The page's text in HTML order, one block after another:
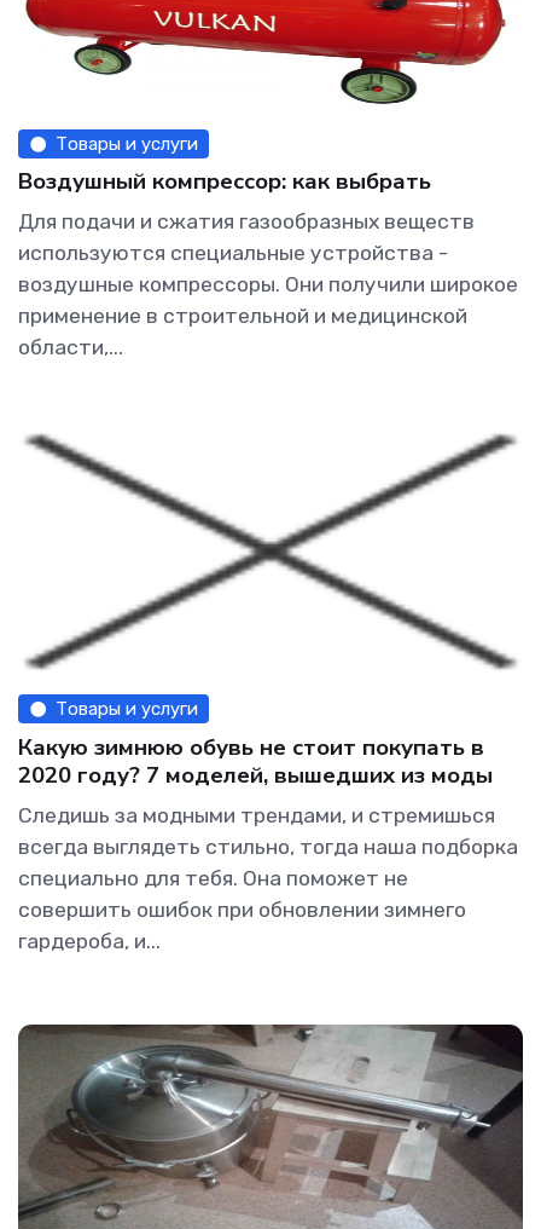
Товары и услуги
Воздушный компрессор: как выбрать
Для подачи и сжатия газообразных веществ
используются специальные устройства -
воздушные компрессоры. Они получили широкое
применение в строительной и медицинской
области,...
Товары и услуги
Какую зимнюю обувь не стоит покупать в
2020 году? 7 моделей, вышедших из моды
Следишь за модными трендами, и стремишься
всегда выглядеть стильно, тогда наша подборка
специально для тебя. Она поможет не
совершить ошибок при обновлении зимнего
гардероба, и...